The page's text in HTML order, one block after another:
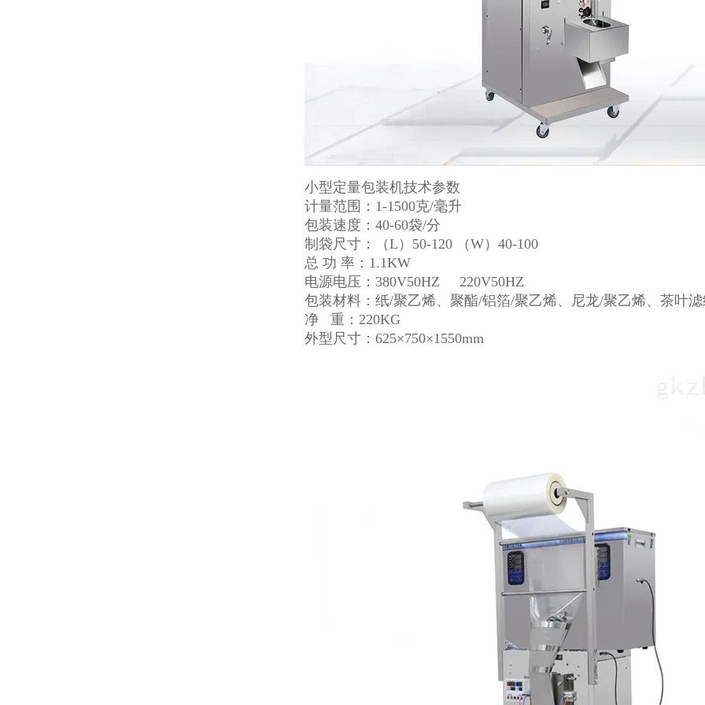
小型定量包装机技术参数
计量范围：1-1500克/毫升
包装速度：40-60袋/分
制袋尺寸：（L）50-120 （W）40-100
总 功 率：1.1KW
电源电压：380V50HZ 220V50HZ
包装材料：纸/聚乙烯、聚酯/铝箔/聚乙烯、尼龙/聚乙烯、茶叶
净 重：220KG
外型尺寸：625×750×1550mm